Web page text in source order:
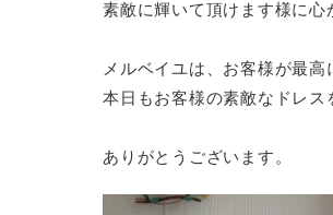
素敵に輝いて頂けます様に心
メルベイユは、お客様が最
本日もお客様の素敵なドレス
ありがとうございます。